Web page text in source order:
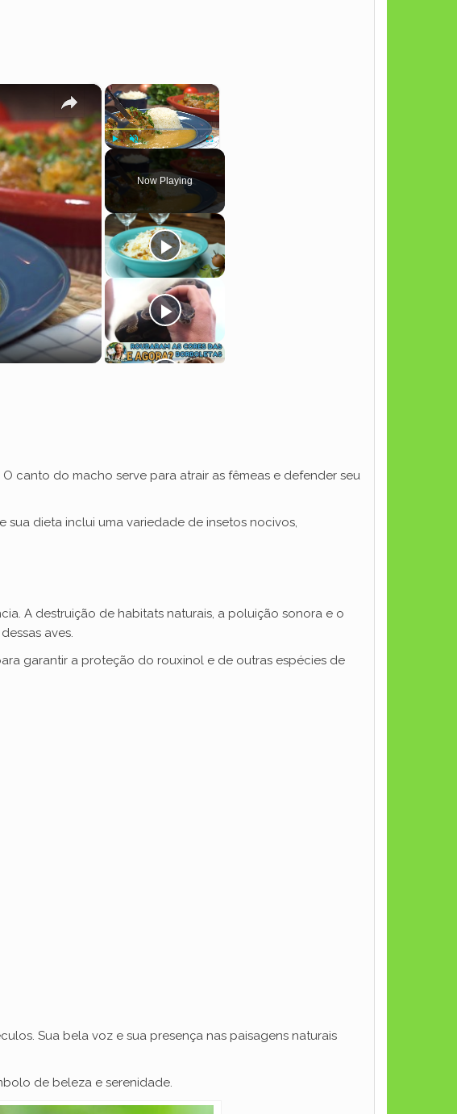
×
Play Unmute Fullscreen
Now Playing
×
canto do macho serve para atrair as fêmeas e defender seu
dieta inclui uma variedade de insetos nocivos,
A destruição de habitats naturais, a poluição sonora e o
aves.
garantir a proteção do rouxinol e de outras espécies de
Sua bela voz e sua presença nas paisagens naturais
de beleza e serenidade.